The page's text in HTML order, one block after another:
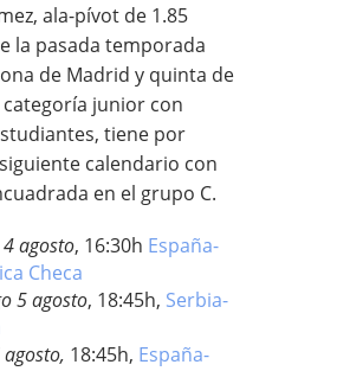
ala-pívot de 1.85
la pasada temporada
de Madrid y quinta de
categoría junior con
tiene por
calendario con
en el grupo C.
agosto, 16:30h España-
Checa
5 agosto, 18:45h, Serbia-
18:45h, España-